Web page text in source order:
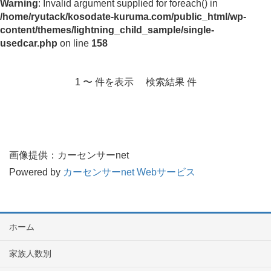
Warning: Invalid argument supplied for foreach() in
/home/ryutack/kosodate-kuruma.com/public_html/wp-
content/themes/lightning_child_sample/single-
usedcar.php on line 158
1 〜 件を表示 検索結果 件
画像提供：カーセンサーnet
Powered by カーセンサーnet Webサービス
ホーム
家族人数別